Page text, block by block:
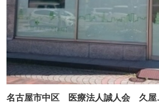
名古屋市中区 医療法人誠人会 久